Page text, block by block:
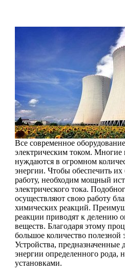
Все современное
электрическим током. Многие
нуждаются в огромном
энергии. Чтобы обеспечить
работу, необходим мощный
электрического тока.
осуществляют свою работу
химических реакций.
реакции приводят к делению
веществ. Благодаря этому
большое количество полезной
Устройства, предназначенные
энергии определенного рода,
установками.